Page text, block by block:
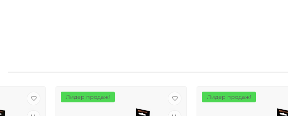
Лидер продаж! Лидер продаж!